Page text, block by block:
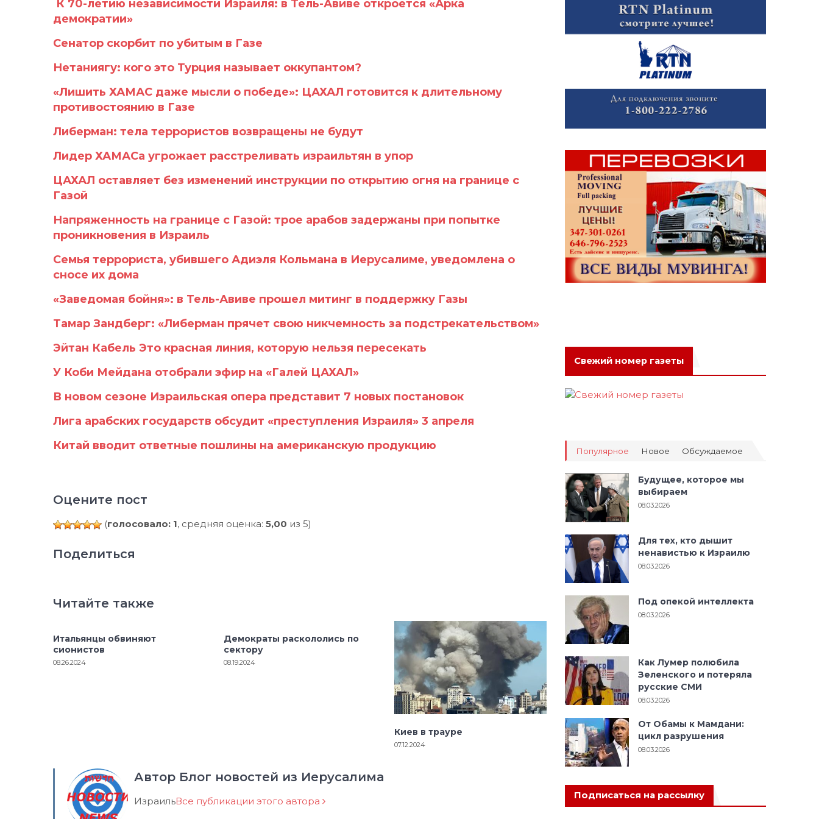
К 70-летию независимости Израиля: в Тель-Авиве откроется «Арка
демократии»
Сенатор скорбит по убитым в Газе
Нетаниягу: кого это Турция называет оккупантом?
«Лишить ХАМАС даже мысли о победе»: ЦАХАЛ готовится к длительному
противостоянию в Газе
Либерман: тела террористов возвращены не будут
Лидер ХАМАСа угрожает расстреливать израильтян в упор
ЦАХАЛ оставляет без изменений инструкции по открытию огня на границе с
Газой
Напряженность на границе с Газой: трое арабов задержаны при попытке
проникновения в Израиль
Семья террориста, убившего Адиэля Кольмана в Иерусалиме, уведомлена о
сносе их дома
«Заведомая бойня»: в Тель-Авиве прошел митинг в поддержку Газы
Тамар Зандберг: «Либерман прячет свою никчемность за подстрекательством»
Эйтан Кабель Это красная линия, которую нельзя пересекать
У Коби Мейдана отобрали эфир на «Галей ЦАХАЛ»
В новом сезоне Израильская опера представит 7 новых постановок
Лига арабских государств обсудит «преступления Израиля» 3 апреля
Китай вводит ответные пошлины на американскую продукцию
Оцените пост
(голосовало: 1, средняя оценка: 5,00 из 5)
Поделиться
Читайте также
Итальянцы обвиняют
сионистов
08.26.2024
Демократы раскололись по
сектору
08.19.2024
Киев в трауре
07.12.2024
Автор Блог новостей из Иерусалима
ИзраильВсе публикации этого автора
Свежий номер газеты
Популярное Новое Обсуждаемое
Будущее, которое мы
выбираем
08.03.2026
Для тех, кто дышит
ненавистью к Израилю
08.03.2026
Под опекой интеллекта
08.03.2026
Как Лумер полюбила
Зеленского и потеряла
русские СМИ
08.03.2026
От Обамы к Мамдани:
цикл разрушения
08.03.2026
Подписаться на рассылку